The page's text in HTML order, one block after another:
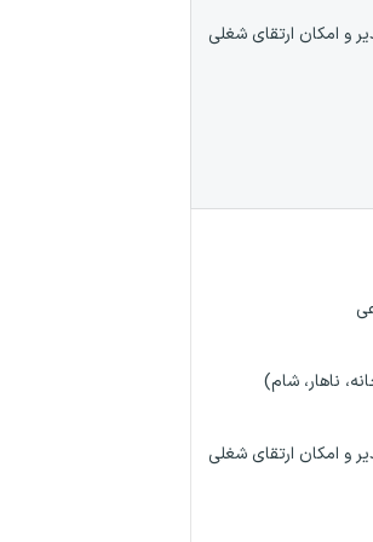
و امکان ارتقای شغلی
ناهار، شام)
و امکان ارتقای شغلی